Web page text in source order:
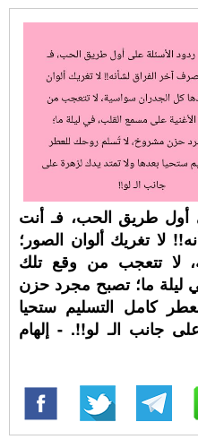
أول طريق الحب، فـ أنت
لا تغريك ألوان الصور؛
لا تتعجب من وقع تلك
ليلة ما؛ تصبح مجرد حزن
كامل التسليم ستحيا
جانب الـ لو!!. - إلهام